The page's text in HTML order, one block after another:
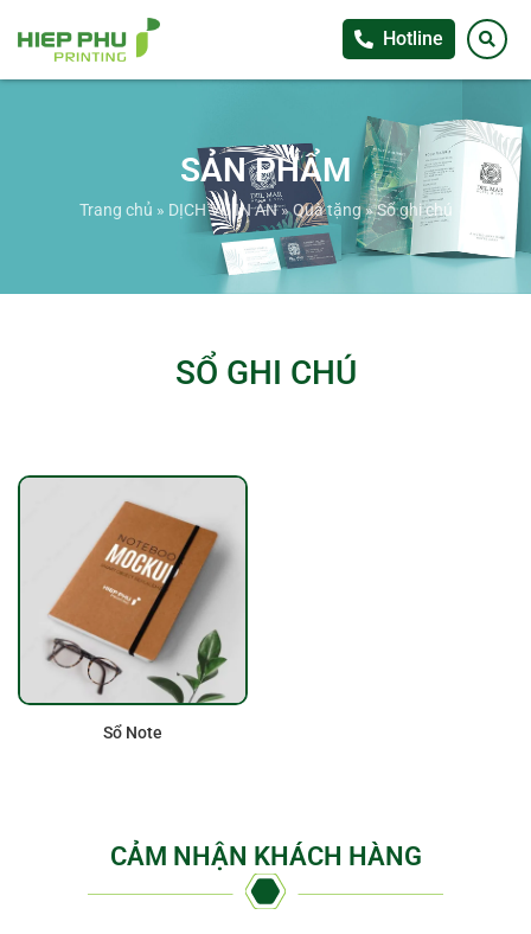
Hotline
SẢN PHẨM
Trang chủ » DỊCH VỤ IN ẤN»Quà tặng»Sổ ghi chú
SỔ GHI CHÚ
Sổ Note
CẢM NHẬN KHÁCH HÀNG